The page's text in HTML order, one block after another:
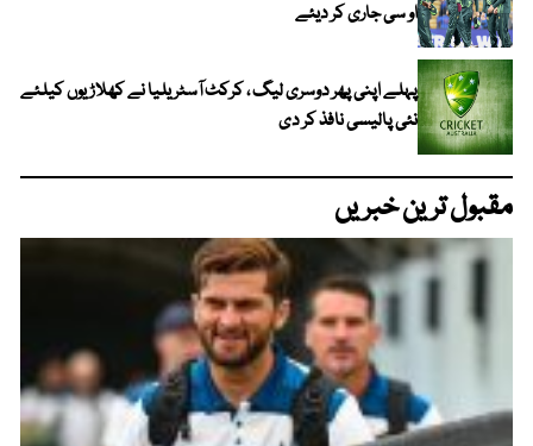
او سی جاری کر دیئے
پہلے اپنی پھر دوسری لیگ ، کرکٹ آسٹریلیا نے کھلاڑیوں کیلئے
نئی پالیسی نافذ کر دی
مقبول ترین خبریں